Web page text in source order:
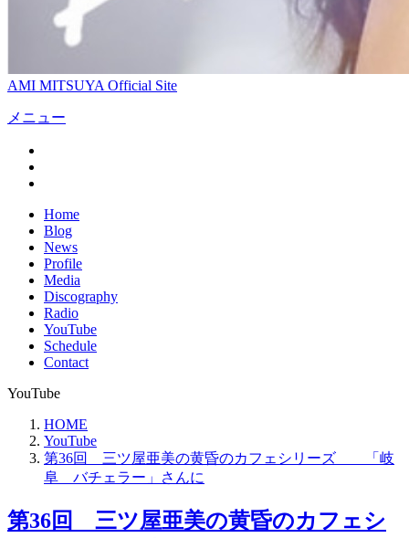
AMI MITSUYA Official Site
メニュー
Home
Blog
News
Profile
Media
Discography
Radio
YouTube
Schedule
Contact
YouTube
HOME
YouTube
第36回 三ツ屋亜美の黄昏のカフェシリーズ 「岐
阜 バチェラー」さんに
第36回 三ツ屋亜美の黄昏のカフェシ